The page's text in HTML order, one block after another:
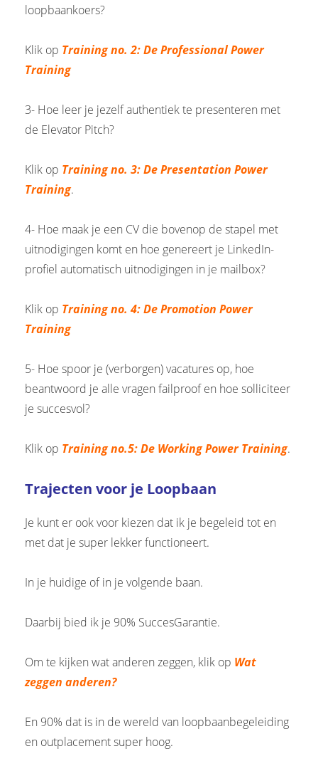
loopbaankoers?
Klik op Training no. 2: De Professional Power
Training
3- Hoe leer je jezelf authentiek te presenteren met
de Elevator Pitch?
Klik op Training no. 3:DePresentation Power
Training.
4- Hoe maak je een CV die bovenop de stapel met
uitnodigingen komt en hoe genereert je LinkedIn-
profiel automatisch uitnodigingen in je mailbox?
Klik op Training no. 4: De Promotion Power
Training
5- Hoe spoor je (verborgen) vacatures op, hoe
beantwoord je alle vragen failproof en hoe solliciteer
je succesvol?
Klik op Training no.5: De Working Power Training.
Trajecten voor je Loopbaan
Je kunt er ook voor kiezen dat ik je begeleid tot en
met dat je super lekker functioneert.
In je huidige of in je volgende baan.
Daarbij bied ik je 90% SuccesGarantie.
Om te kijken wat anderen zeggen, klik op Wat
zeggen anderen?
En 90% dat is in de wereld van loopbaanbegeleiding
en outplacement super hoog.